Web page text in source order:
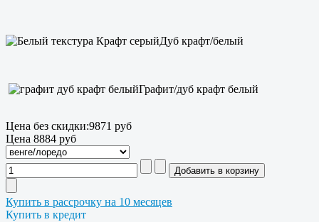
Дуб крафт/белый
Графит/дуб крафт белый
Цена без скидки:9871 руб
Цена 8884 руб
Купить в рассрочку на 10 месяцев
Купить в кредит